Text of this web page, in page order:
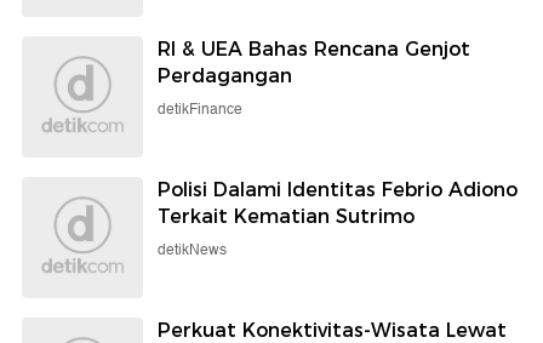
RI & UEA Bahas Rencana Genjot
Perdagangan
detikFinance
Polisi Dalami Identitas Febrio Adiono
Terkait Kematian Sutrimo
detikNews
Perkuat Konektivitas-Wisata Lewat